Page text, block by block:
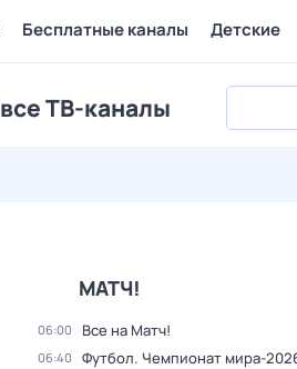
Бесплатные каналы Детские
все ТВ-каналы
МАТЧ!
06:00 Все на Матч!
06:40
Футбол. Чемпионат мира-